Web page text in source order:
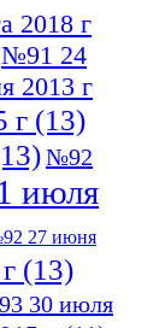
2018 г
№91 24
2013 г
г (13)
№92
июля
27 июня
(13)
30 июля